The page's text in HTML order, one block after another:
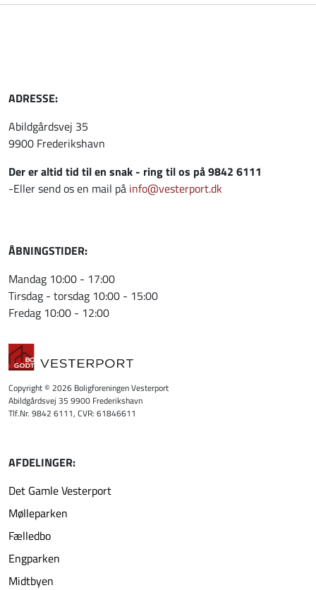
ADRESSE:
Abildgårdsvej 35
9900 Frederikshavn
Der er altid tid til en snak - ring til os på 9842 6111
-Eller send os en mail på info@vesterport.dk
ÅBNINGSTIDER:
Mandag 10:00 - 17:00
Tirsdag - torsdag 10:00 - 15:00
Fredag 10:00 - 12:00
Copyright © 2026 Boligforeningen Vesterport
Abildgårdsvej 35 9900 Frederikshavn
Tlf.Nr. 9842 6111, CVR: 61846611
AFDELINGER:
Det Gamle Vesterport
Mølleparken
Fælledbo
Engparken
Midtbyen